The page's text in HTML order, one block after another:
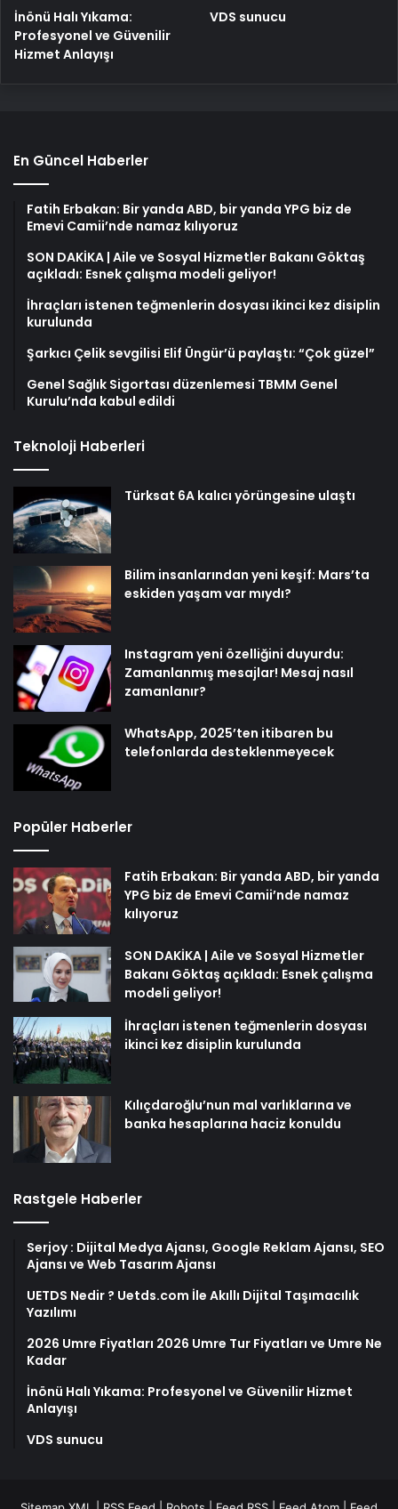
İnönü Halı Yıkama:
Profesyonel ve Güvenilir
Hizmet Anlayışı
VDS sunucu
En Güncel Haberler
Fatih Erbakan: Bir yanda ABD, bir yanda YPG biz de
Emevi Camii’nde namaz kılıyoruz
SON DAKİKA | Aile ve Sosyal Hizmetler Bakanı Göktaş
açıkladı: Esnek çalışma modeli geliyor!
İhraçları istenen teğmenlerin dosyası ikinci kez disiplin
kurulunda
Şarkıcı Çelik sevgilisi Elif Üngür’ü paylaştı: “Çok güzel”
Genel Sağlık Sigortası düzenlemesi TBMM Genel
Kurulu’nda kabul edildi
Teknoloji Haberleri
Türksat 6A kalıcı yörüngesine ulaştı
Bilim insanlarından yeni keşif: Mars’ta
eskiden yaşam var mıydı?
Instagram yeni özelliğini duyurdu:
Zamanlanmış mesajlar! Mesaj nasıl
zamanlanır?
WhatsApp, 2025’ten itibaren bu
telefonlarda desteklenmeyecek
Popüler Haberler
Fatih Erbakan: Bir yanda ABD, bir yanda
YPG biz de Emevi Camii’nde namaz
kılıyoruz
SON DAKİKA | Aile ve Sosyal Hizmetler
Bakanı Göktaş açıkladı: Esnek çalışma
modeli geliyor!
İhraçları istenen teğmenlerin dosyası
ikinci kez disiplin kurulunda
Kılıçdaroğlu’nun mal varlıklarına ve
banka hesaplarına haciz konuldu
Rastgele Haberler
Serjoy : Dijital Medya Ajansı, Google Reklam Ajansı, SEO
Ajansı ve Web Tasarım Ajansı
UETDS Nedir ? Uetds.com İle Akıllı Dijital Taşımacılık
Yazılımı
2026 Umre Fiyatları 2026 Umre Tur Fiyatları ve Umre Ne
Kadar
İnönü Halı Yıkama: Profesyonel ve Güvenilir Hizmet
Anlayışı
VDS sunucu